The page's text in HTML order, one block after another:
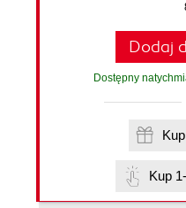
Dodaj
Dostępny
Kup